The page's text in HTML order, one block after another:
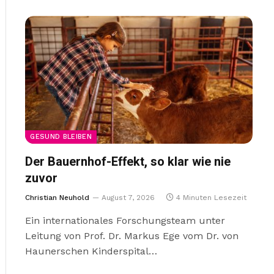
GESUND BLEIBEN
Der Bauernhof-Effekt, so klar wie nie
zuvor
Christian Neuhold August 7, 2026 4 Minuten Lesezeit
Ein internationales Forschungsteam unter
Leitung von Prof. Dr. Markus Ege vom Dr. von
Haunerschen Kinderspital…